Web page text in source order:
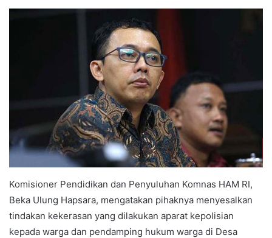
Komisioner Pendidikan dan Penyuluhan Komnas HAM RI,
Beka Ulung Hapsara, mengatakan pihaknya menyesalkan
tindakan kekerasan yang dilakukan aparat kepolisian
kepada warga dan pendamping hukum warga di Desa